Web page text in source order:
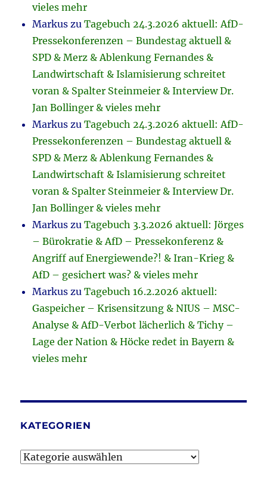
vieles mehr
Markus zuTagebuch 24.3.2026 aktuell: AfD-
Pressekonferenzen – Bundestag aktuell &
SPD & Merz & Ablenkung Fernandes &
Landwirtschaft & Islamisierung schreitet
voran & Spalter Steinmeier & Interview Dr.
Jan Bollinger & vieles mehr
Markus zuTagebuch 24.3.2026 aktuell: AfD-
Pressekonferenzen – Bundestag aktuell &
SPD & Merz & Ablenkung Fernandes &
Landwirtschaft & Islamisierung schreitet
voran & Spalter Steinmeier & Interview Dr.
Jan Bollinger & vieles mehr
Markus zuTagebuch 3.3.2026 aktuell: Jörges
– Bürokratie & AfD – Pressekonferenz &
Angriff auf Energiewende?! & Iran-Krieg &
AfD – gesichert was? & vieles mehr
Markus zuTagebuch 16.2.2026 aktuell:
Gaspeicher – Krisensitzung & NIUS – MSC-
Analyse & AfD-Verbot lächerlich & Tichy –
Lage der Nation & Höcke redet in Bayern &
vieles mehr
KATEGORIEN
Kategorien